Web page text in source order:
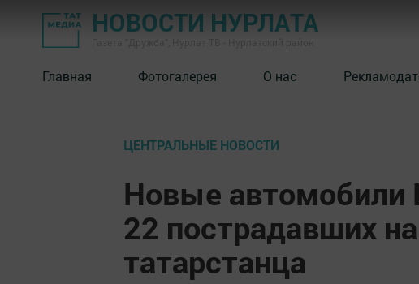
НОВОСТИ НУРЛАТА
Главная Фотогалерея О нас
ЦЕНТРАЛЬНЫЕ НОВОСТИ
Новые автомобили
22 пострадавших
татарстанца